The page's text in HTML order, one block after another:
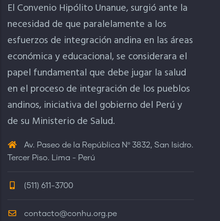
El Convenio Hipólito Unanue, surgió ante la
necesidad de que paralelamente a los
esfuerzos de integración andina en las áreas
económica y educacional, se considerara el
papel fundamental que debe jugar la salud
en el proceso de integración de los pueblos
andinos, iniciativa del gobierno del Perú y
de su Ministerio de Salud.
Av. Paseo de la República Nº 3832, San Isidro.
Tercer Piso. Lima - Perú
(511) 611-3700
contacto@conhu.org.pe